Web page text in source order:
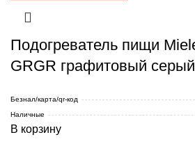
Подогреватель пищи
GRGR графитовый серый
Безнал/карта/qr-код
Наличные
В корзину